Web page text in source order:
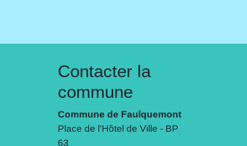
Contacter la
commune
Commune de Faulquemont
Place de l'Hôtel de Ville - BP
63